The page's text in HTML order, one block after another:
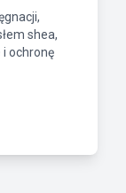
shea,
ochronę